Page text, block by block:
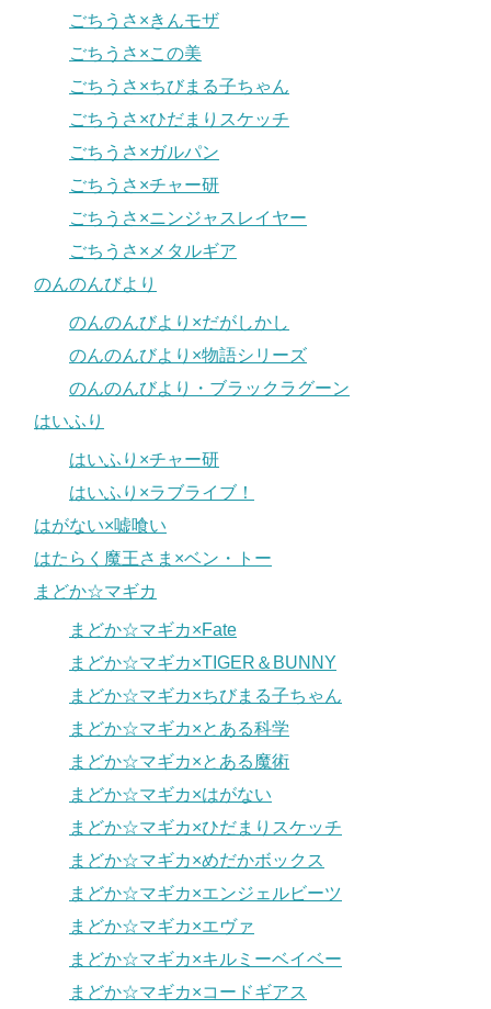
ごちうさ×きんモザ
ごちうさ×この美
ごちうさ×ちびまる子ちゃん
ごちうさ×ひだまりスケッチ
ごちうさ×ガルパン
ごちうさ×チャー研
ごちうさ×ニンジャスレイヤー
ごちうさ×メタルギア
のんのんびより
のんのんびより×だがしかし
のんのんびより×物語シリーズ
のんのんびより・ブラックラグーン
はいふり
はいふり×チャー研
はいふり×ラブライブ！
はがない×嘘喰い
はたらく魔王さま×ベン・トー
まどか☆マギカ
まどか☆マギカ×Fate
まどか☆マギカ×TIGER＆BUNNY
まどか☆マギカ×ちびまる子ちゃん
まどか☆マギカ×とある科学
まどか☆マギカ×とある魔術
まどか☆マギカ×はがない
まどか☆マギカ×ひだまりスケッチ
まどか☆マギカ×めだかボックス
まどか☆マギカ×エンジェルビーツ
まどか☆マギカ×エヴァ
まどか☆マギカ×キルミーベイベー
まどか☆マギカ×コードギアス